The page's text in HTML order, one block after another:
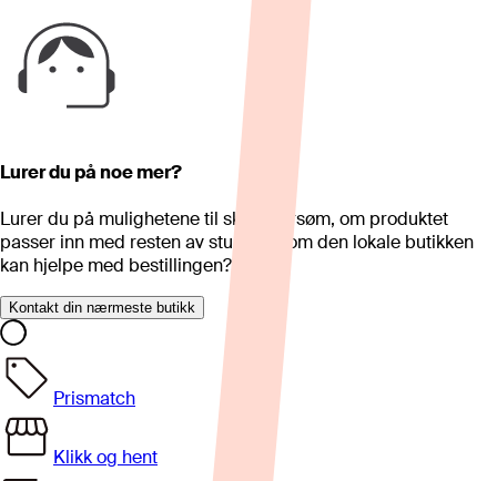
Lurer du på noe mer?
Lurer du på mulighetene til skreddersøm, om produktet
passer inn med resten av stua eller om den lokale butikken
kan hjelpe med bestillingen?
Kontakt din nærmeste butikk
Prismatch
Klikk og hent